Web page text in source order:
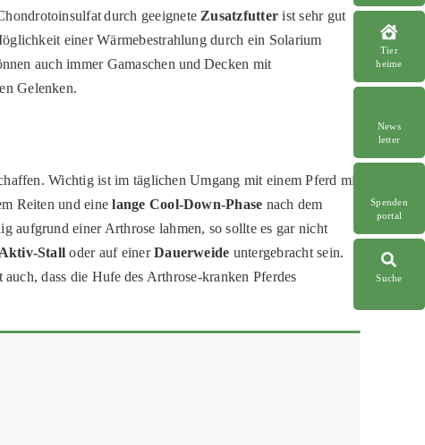
Tier
heime
News
letter
Spenden
portal
Suche
durch geeignete Zusatzfutter ist sehr gut
einer Wärmebestrahlung durch ein Solarium
auch immer Gamaschen und Decken mit
Gelenken.
Wichtig ist im täglichen Umgang mit einem Pferd mit
Reiten und einelange Cool-Down-Phase nach dem
aufgrund einer Arthrose lahmen, so sollte es gar nicht
Aktiv-Stall oder auf einerDauerweide untergebracht sein.
dass die Hufe des Arthrose-kranken Pferdes